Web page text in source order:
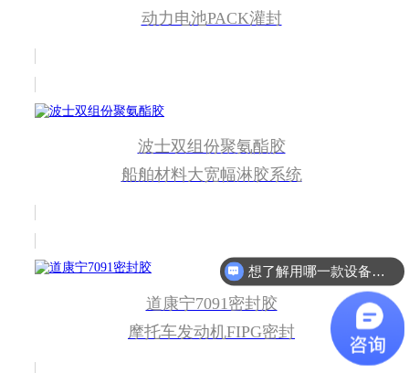
动力电池PACK灌封
波士双组份聚氨酯胶
船舶材料大宽幅淋胶系统
道康宁7091密封胶
摩托车发动机FIPG密封
想了解用哪一款设备合适？